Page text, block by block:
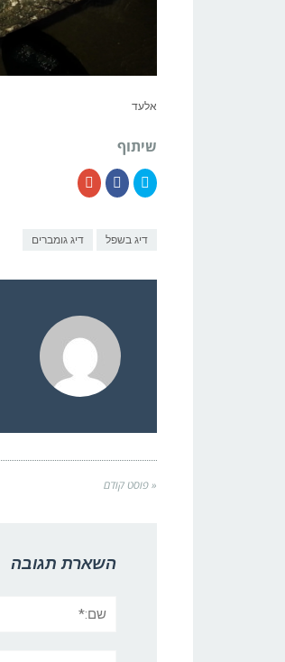
אלעד
שיתוף
דיג בשפל דיג גומברים
« פוסט קודם
השארת תגובה